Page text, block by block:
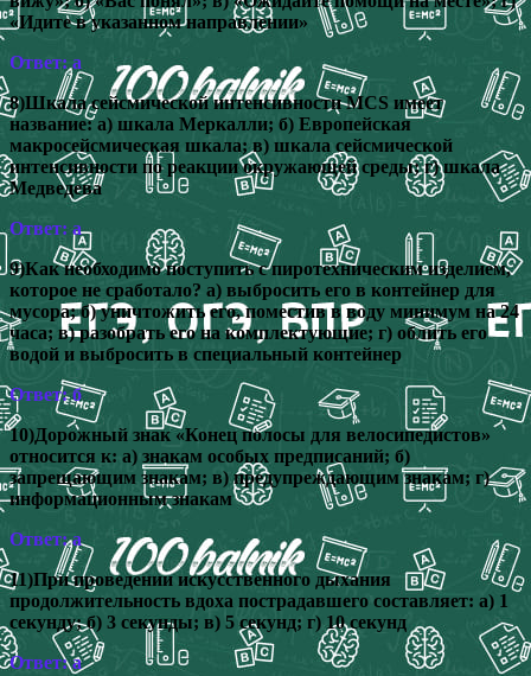
«Идите в указанном направлении»
Ответ: а
8)Шкала сейсмической интенсивности MCS имеет
название: а) шкала Меркалли; б) Европейская
макросейсмическая шкала; в) шкала сейсмической
интенсивности по реакции окружающей среды; г) шкала
Медведева
Ответ: а
9)Как необходимо поступить с пиротехническим изделием,
которое не сработало? а) выбросить его в контейнер для
мусора; б) уничтожить его, поместив в воду минимум на 24
часа; в) разобрать его на комплектующие; г) облить его
водой и выбросить в специальный контейнер
Ответ: б
10)Дорожный знак «Конец полосы для велосипедистов»
относится к: а) знакам особых предписаний; б)
запрещающим знакам; в) предупреждающим знакам; г)
информационным знакам
Ответ: а
11)При проведении искусственного дыхания
продолжительность вдоха пострадавшего составляет: а) 1
секунду; б) 3 секунды; в) 5 секунд; г) 10 секунд
Ответ: а